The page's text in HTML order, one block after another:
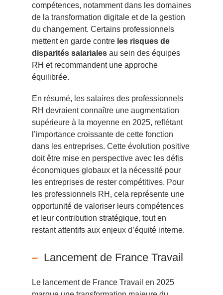
compétences, notamment dans les domaines
de la transformation digitale et de la gestion
du changement. Certains professionnels
mettent en garde contre les risques de
disparités salariales au sein des équipes
RH et recommandent une approche
équilibrée.
En résumé, les salaires des professionnels
RH devraient connaître une augmentation
supérieure à la moyenne en 2025, reflétant
l’importance croissante de cette fonction
dans les entreprises. Cette évolution positive
doit être mise en perspective avec les défis
économiques globaux et la nécessité pour
les entreprises de rester compétitives. Pour
les professionnels RH, cela représente une
opportunité de valoriser leurs compétences
et leur contribution stratégique, tout en
restant attentifs aux enjeux d’équité interne.
Lancement de France Travail
Le lancement de France Travail en 2025